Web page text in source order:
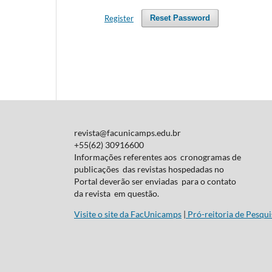
Reset Password
Register
revista@facunicamps.edu.br
+55(62) 30916600
Informações referentes aos cronogramas de
publicações das revistas hospedadas no
Portal deverão ser enviadas para o contato
da revista em questão.
Visite o site da FacUnicamps | Pró-reitoria de